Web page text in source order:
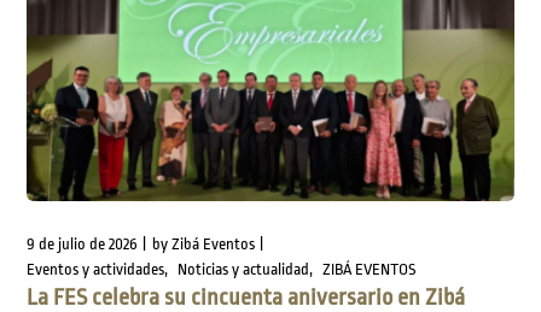
9 de julio de 2026 byZibá Eventos
Eventos y actividades
Noticias y actualidad ZIBÁ EVENTOS
La FES celebra su cincuenta aniversario en Zibá